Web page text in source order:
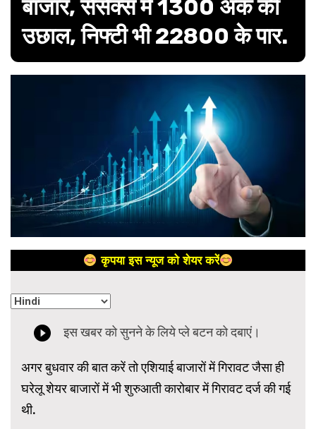
बाजार, सेंसेक्स में 1300 अंक की
उछाल, निफ्टी भी 22800 के पार.
कृपया इस न्यूज को शेयर करें
अगर बुधवार की बात करें तो एशियाई बाजारों में गिरावट जैसा ही
घरेलू शेयर बाजारों में भी शुरुआती कारोबार में गिरावट दर्ज की गई
थी.